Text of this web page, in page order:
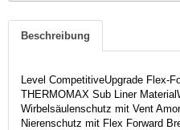
Beschreibung
Level CompetitiveUpgrade Flex-
THERMOMAX Sub Liner
Wirbelsäulenschutz mit Vent
Nierenschutz mit Flex Forward